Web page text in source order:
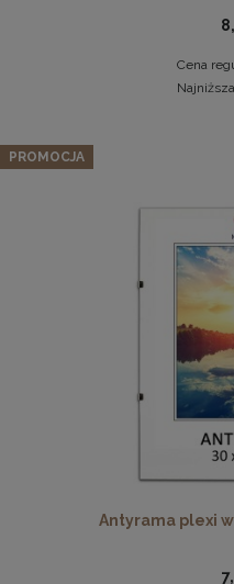
Komplet 3szt. stalowych
luster w
DO
Cena
Najniższa
DO
Cena
Antyrama plexi
PROMOCJA